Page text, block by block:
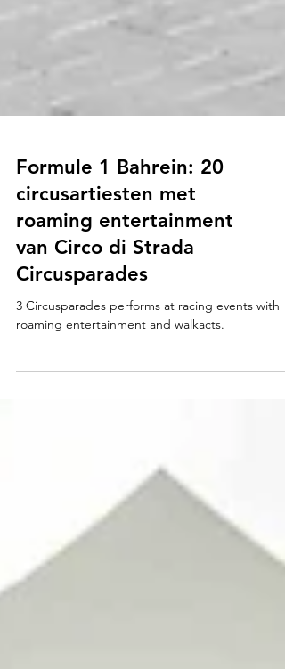
Formule 1 Bahrein: 20
circusartiesten met
roaming entertainment
van Circo di Strada
Circusparades